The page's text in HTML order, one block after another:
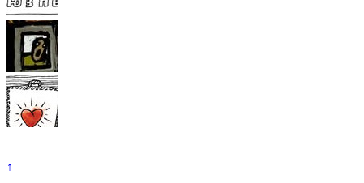
↑